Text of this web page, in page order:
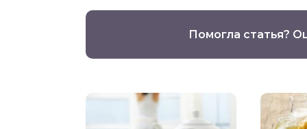
Помогла статья?